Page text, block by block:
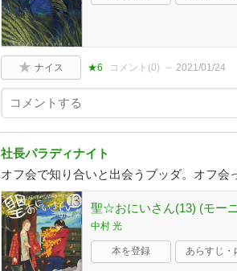
ナイス ★6 コメント(0) 2021/01/24
社長パラディナイト
オフ会で知り合いと出会うブッダ。オフ会
聖☆おにいさん(13) (モー
中村 光
本を登録 あらすじ・